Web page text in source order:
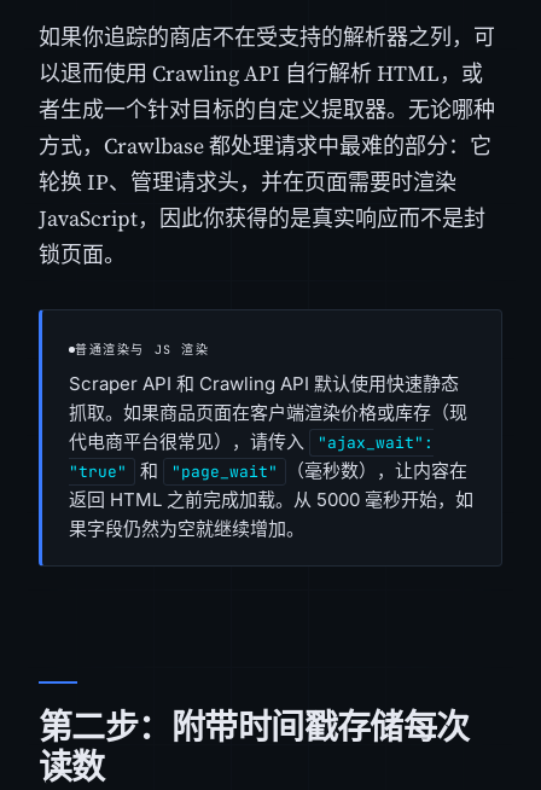
如果你追踪的商店不在受支持的解析器之列，可
以退而使用 Crawling API 自行解析 HTML，或
者生成一个针对目标的自定义提取器。无论哪种
方式，Crawlbase 都处理请求中最难的部分：它
轮换 IP、管理请求头，并在页面需要时渲染
JavaScript，因此你获得的是真实响应而不是封
锁页面。
普通渲染与 JS 渲染
Scraper API 和 Crawling API 默认使用快速静态
抓取。如果商品页面在客户端渲染价格或库存（现
代电商平台很常见），请传入
"ajax_wait":
"true"
和 "page_wait"
（毫秒数），让内容在
返回 HTML 之前完成加载。从 5000 毫秒开始，如
果字段仍然为空就继续增加。
第二步：附带时间戳存储每次
读数